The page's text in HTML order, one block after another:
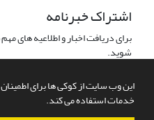
این وب سایت از کوکی ها برای اطمینان
خدمات استفاده می کند.
اشتراک خبرنامه
برای دریافت اخبار و اطلاعیه های
شوید.